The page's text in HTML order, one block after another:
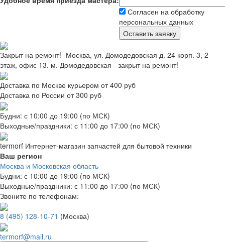
Согласен на обработку
персональных данных
Закрыт на ремонт! -Москва, ул. Домодедовская д. 24 корп. 3, 2
этаж, офис 13. м. Домодедовская - закрыт на ремонт!
Доставка по Москве курьером от 400 руб
Доставка по России от 300 руб
Будни: с 10:00 до 19:00 (по МСК)
Выходные/праздники: с 11:00 до 17:00 (по МСК)
termorf Интернет-магазин запчастей для бытовой техники
Ваш регион
Москва и Московская область
Будни: с 10:00 до 19:00 (по МСК)
Выходные/праздники: с 11:00 до 17:00 (по МСК)
Звоните по телефонам:
8 (495) 128-10-71 (Москва)
termorf@mail.ru